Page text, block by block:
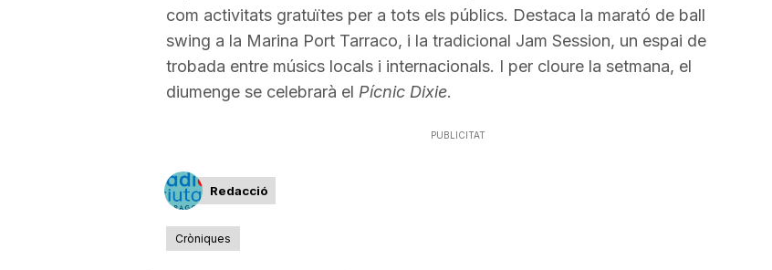
per
a
incrementar
com activitats gratuïtes per a tots els públics. Destaca la marató de ball
swing a la Marina Port Tarraco, i la tradicional Jam Session, un espai de
trobada entre músics locals i internacionals. I per cloure la setmana, el
diumenge se celebrarà el Pícnic Dixie.
PUBLICITAT
Redacció
Cròniques